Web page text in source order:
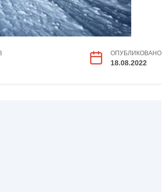
ОПУБЛИКОВАНО
18.08.2022